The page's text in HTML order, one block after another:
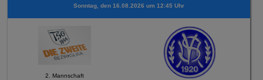
Sonntag, den 16.08.2026 um 12:45 Uhr
2. Mannschaft